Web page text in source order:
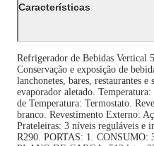
Características
Refrigerador de Bebidas Vertical
Conservação e exposição de
lanchonetes, bares, restaurantes
evaporador aletado.
de Temperatura: Termostato.
branco. Revestimento Externo:
Prateleiras: 3 níveis reguláveis e
R290. PORTAS: 1.